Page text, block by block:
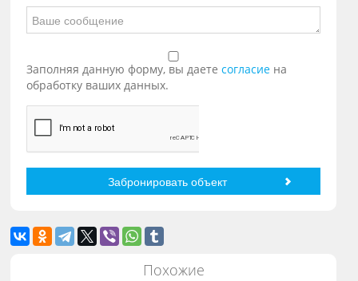
Заполняя данную форму, вы даетесогласие на
обработку ваших данных.
Похожие